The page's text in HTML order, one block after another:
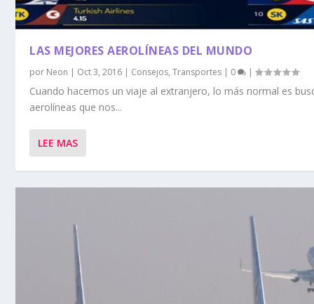
LAS MEJORES AEROLÍNEAS DEL MUNDO
por Neon | Oct 3, 2016 | Consejos,Transportes | 0 |
Cuando hacemos un viaje al extranjero, lo más normal es
aerolíneas que nos...
LEE MAS